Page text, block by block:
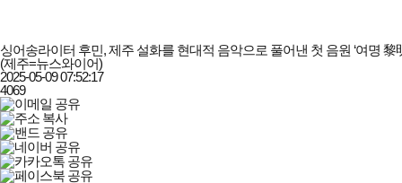
싱어송라이터 후민, 제주 설화를 현대적 음악으로 풀어낸 첫 음원 ‘여명 黎
(제주=뉴스와이어)
2025-05-09 07:52:17
4069